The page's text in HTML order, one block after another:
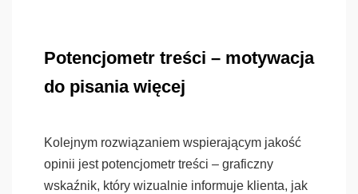
Potencjometr treści – motywacja
do pisania więcej
Kolejnym rozwiązaniem wspierającym jakość
opinii jest potencjometr treści – graficzny
wskaźnik, który wizualnie informuje klienta, jak